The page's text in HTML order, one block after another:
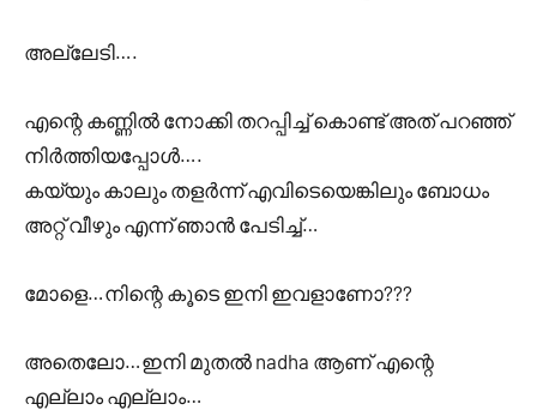
അല്ലേടി….
എന്റെ കണ്ണിൽ നോക്കി തറപ്പിച്ച് കൊണ്ട് അത് പറഞ്ഞ്
നിർത്തിയപ്പോൾ….
കയ്യും കാലും തളർന്ന് എവിടെയെങ്കിലും ബോധം
അറ്റ് വീഴും എന്ന് ഞാൻ പേടിച്ച്…
മോളെ…നിന്റെ കൂടെ ഇനി ഇവളാണോ???
അതെലോ…ഇനി മുതൽ nadha ആണ് എന്റെ
എല്ലാം എല്ലാം…